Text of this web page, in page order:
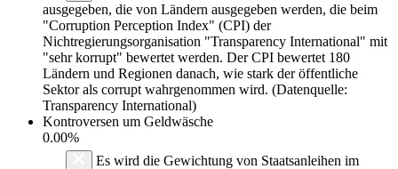
ausgegeben, die von Ländern ausgegeben werden, die beim
"Corruption Perception Index" (CPI) der
Nichtregierungsorganisation "Transparency International" mit
"sehr korrupt" bewertet werden. Der CPI bewertet 180
Ländern und Regionen danach, wie stark der öffentliche
Sektor als corrupt wahrgenommen wird. (Datenquelle:
Transparency International)
Kontroversen um Geldwäsche
0.00%
Es wird die Gewichtung von Staatsanleihen im